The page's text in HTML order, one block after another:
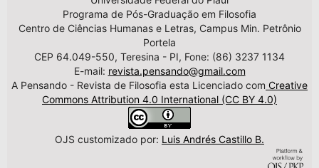
Programa de Pós-Graduação em Filosofia
Centro de Ciências Humanas e Letras, Campus Min. Petrônio
Portela
CEP 64.049-550, Teresina - PI, Fone: (86) 3237 1134
E-mail: revista.pensando@gmail.com
A Pensando - Revista de Filosofia esta Licenciado com Creative
Commons Attribution 4.0 International (CC BY 4.0)
OJS customizado por: Luis Andrés Castillo B.